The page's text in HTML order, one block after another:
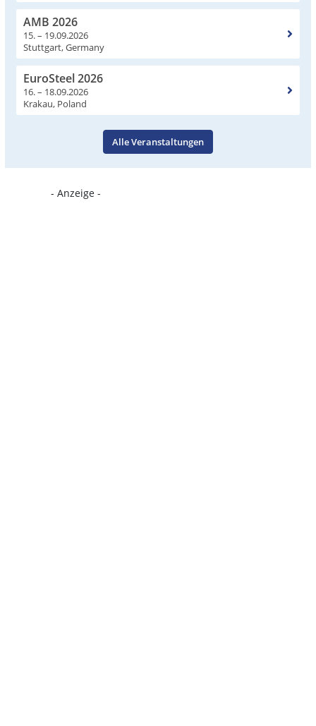
AMB 2026
15. – 19.09.2026
Stuttgart, Germany
EuroSteel 2026
16. – 18.09.2026
Krakau, Poland
Alle Veranstaltungen
- Anzeige -